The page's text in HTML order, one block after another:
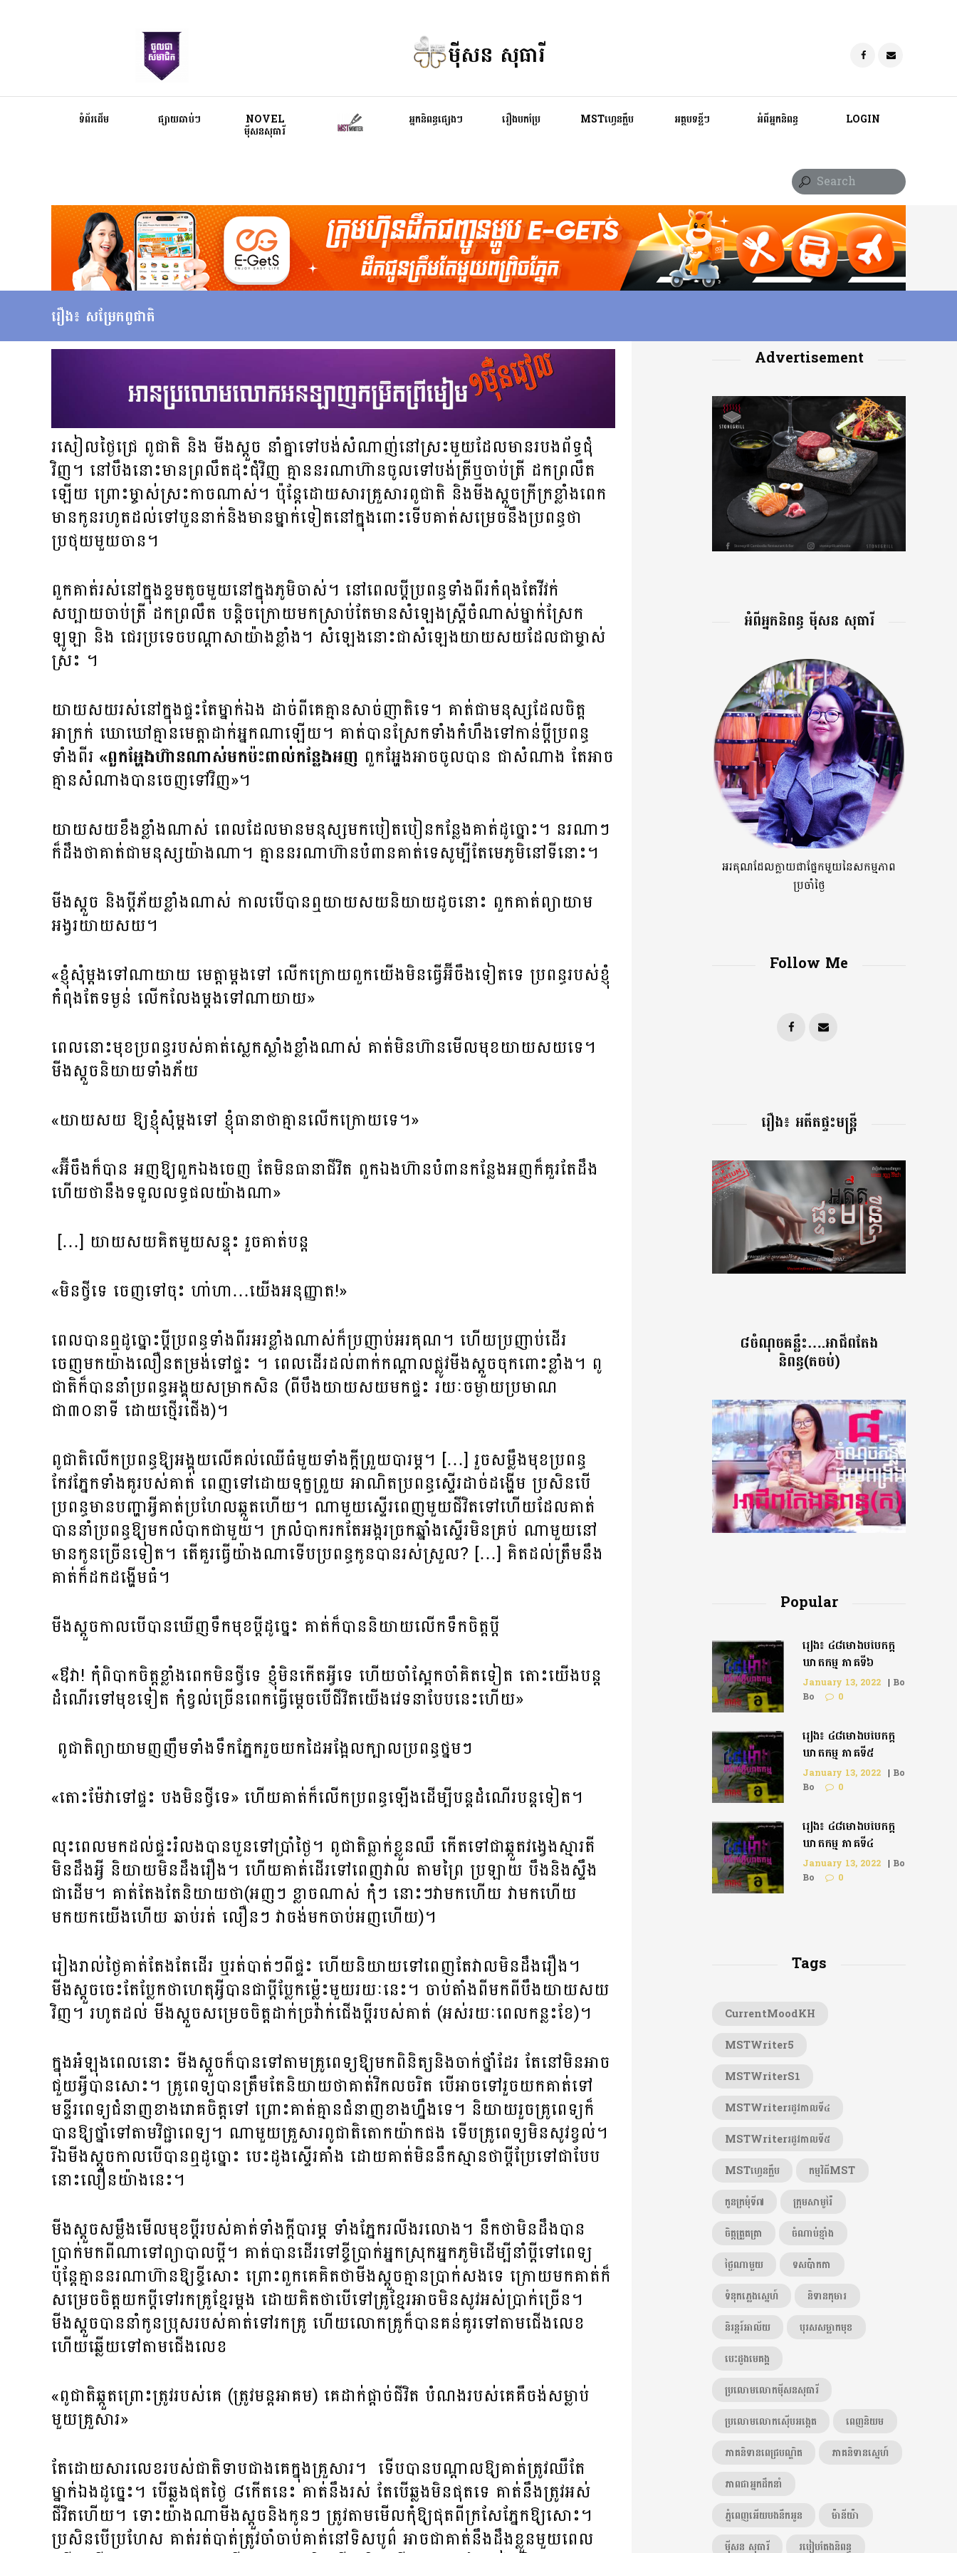
ម៉ីសន សុធារី
ទំព័រដើម ផ្សាយឆាប់ៗ NOVEL
ម៉ីសនសុធារី
អ្នកនិពន្ធផ្សេងៗ រឿងបកប្រែ MSTហ្វេនក្លឹប អត្ថបទខ្លីៗ អំពីអ្នកនិពន្ធ LOGIN
រឿង៖ សម្រែកពូជាតិ
រសៀលថ្ងៃជ្រេ​ ពូជាតិ និង មីងស្តួច នាំគ្នាទៅបង់សំណាញ់នៅស្រះមួយដែលមានរបងព័ទ្ធជុំ
វិញ។ នៅបឹងនោះមានព្រលឹតដុះជុំវិញ គ្មាននរណាហ៊ានចូលទៅបង់ត្រីឬចាប់ត្រី ដកព្រលឹត
ឡើយ ព្រោះម្ចាស់ស្រះកាចណាស់។ ប៉ុន្តែដោយសារ​គ្រួសារពូជាតិ និងមីងស្តួចក្រីក្រខ្លាំងពេក
មានកូនរហូតដល់ទៅបួននាក់និងមានម្នាក់ទៀតនៅក្នុងពោះទើបគាត់សម្រេចនឹងប្រពន្ធថា
ប្រថុយមួយចាន។
ពួកគាត់រស់នៅក្នុងខ្ទមតូចមួយនៅក្នុងភូមិចាស់។ នៅពេលប្តីប្រពន្ធទាំងពីរកំពុងតែវីវក់
សប្បាយចាប់ត្រី ដកព្រលឹត បន្តិចក្រោយមកស្រាប់តែមានសំឡេងស្រ្តីចំណាស់ម្នាក់ស្រែក
ឡូឡា និង ជេរប្រទេចបណ្តាសាយ៉ាងខ្លាំង។ ​សំឡេងនោះជាសំឡេងយាយសយដែលជាម្ចាស់
ស្រះ ។
យាយសយរស់នៅក្នុងផ្ទះតែម្នាក់ឯង ដាច់ពីគេគ្មានសាច់ញាតិទេ។ គាត់ជាមនុស្សដែលចិត្ត
អាក្រក់ ឃោឃៅគ្មានមេត្តាដាក់អ្នកណាឡើយ។ គាត់បានស្រែកទាំងកំហឹងទៅកាន់ប្តីប្រពន្ធ
ទាំងពីរ «ពួកអ្ហែងហ៊ានណាស់មកប៉ះពាល់កន្លែងអញ ពួកអ្ហែងអាចចូលបាន ជាសំណាង តែអាច
គ្មានសំណាងបានចេញទៅវិញ»។
យាយសយខឹងខ្លាំងណាស់ ពេលដែលមានមនុស្សមកបៀតបៀនកន្លែងគាត់ដូច្នោះ។ នរណាៗ
ក៏ដឹងថាគាត់ជាមនុស្សយ៉ាងណា។ គ្មាននរណាហ៊ានបំពានគាត់ទេសូម្បីតែមេភូមិនៅទីនោះ។
មីងស្តួច និងប្តីភ័យខ្លាំងណាស់ កាលបើបានឮយាយសយនិយាយដូចនោះ ពួកគាត់ព្យាយាម
អង្វរយាយសយ។
«ខ្ញុំសុំម្តងទៅណាយាយ មេត្តាម្តងទៅ លើកក្រោយពួកយើងមិនធ្វើអ៊ីចឹងទៀតទេ ប្រពន្ធរបស់ខ្ញុំ
កំពុងតែទម្ងន់ លើកលែងម្តងទៅណាយាយ»
ពេលនោះមុខប្រពន្ធរបស់គាត់ស្លេកស្លាំងខ្លាំងណាស់ គាត់មិនហ៊ានមើលមុខយាយសយទេ។
មីងស្តួចនិយាយទាំងភ័យ
«យាយសយ ឱ្យខ្ញុំសុំម្តងទៅ ខ្ញុំធានាថាគ្មានលើកក្រោយទេ។»
«អ៊ីចឹងក៏បាន អញឱ្យពួកឯងចេញ តែមិនធានាជីវិត ពួកឯងហ៊ានបំពានកន្លែងអញក៏គួរតែដឹង
ហើយថានឹងទទួលលទ្ធផលយ៉ាងណា»
[…] យាយសយគិតមួយសន្ទុះ រួចគាត់បន្ត
«មិនថ្វីទេ ​ចេញទៅចុះ ហា៎ហា…យើងអនុញ្ញាត!»​
ពេលបានឮដូច្នោះប្តីប្រពន្ធទាំងពីរអរខ្លាំងណាស់ក៏ប្រញាប់អរគុណ។ ហើយប្រញាប់ដើរ
ចេញមកយ៉ាងលឿនតម្រង់ទៅផ្ទះ ។ ពេលដើរដល់ពាក់កណ្តាលផ្លូវមីងស្តួចចុកពោះខ្លាំង។ ពូ
ជាតិក៏បាននាំប្រពន្ធអង្គុយសម្រាកសិន (ពីបឹងយាយសយមកផ្ទះ រយៈចម្ងាយប្រមាណ
ជា៣០នាទី ដោយថ្មើរជើង)។
ពូជាតិលើកប្រពន្ធឱ្យអង្គុយលើគល់ឈើធំមួយទាំងក្តីព្រួយបារម្ភ។ […] រួចសម្លឹងមុខប្រពន្ធ
កែវភែ្នកទាំងគូរបស់គាត់ ពេញទៅដោយទុក្ខព្រួយ អាណិតប្រពន្ធស្ទើរដាច់ដង្ហើម ប្រសិនបើ
ប្រពន្ធមានបញ្ហាអ្វីគាត់ប្រហែលឆ្កួតហើយ។ ណាមួយស្ទើរពេញមួយជីវិតទៅហើយដែលគាត់
បាននាំប្រពន្ធឱ្យមកលំបាកជាមួយ។ ក្រលំបាករកតែអង្ករច្រកឆ្នាំងស្ទើរមិនគ្រប់ ណាមួយនៅ
មានកូនច្រើនទៀត។ តើគួរធ្វើយ៉ាងណាទើបប្រពន្ធកូនបានរស់ស្រួល? […] គិតដល់ត្រឹមនឹង
គាត់ក៏ដកដង្ហើមធំ។
មីងស្តួចកាលបើបានឃើញទឹកមុខប្តីដូច្នេះ គាត់ក៏បាននិយាយលើកទឹកចិត្តប្តី
«ឳវា! កុំពិបាកចិត្តខ្លាំងពេកមិនថ្វីទេ ខ្ញុំមិនកើតអ្វីទេ ហើយចាំស្អែកចាំគិតទៀត តោះយើងបន្ត
ដំណើរទៅមុខទៀត កុំខ្វល់ច្រើនពេកធ្វើម្តេចបើជីវិតយើងវេទនាបែបនេះហើយ»
ពូជាតិព្យាយាមញញឹមទាំងទឹកភ្នែករួចយកដៃអង្អែលក្បាលប្រពន្ធថ្នមៗ
«តោះម៉ែវាទៅផ្ទះ បងមិនថ្វីទេ» ហើយគាត់ក៏លើកប្រពន្ធឡើងដើម្បីបន្តដំណើរបន្តទៀត។
លុះពេលមកដល់ផ្ទះរំលងបានបួនទៅប្រាំថ្ងៃ។ ពូជាតិធ្លាក់ខ្លួនឈឺ កើតទៅជាឆ្កួតវង្វេងស្មារតី
មិនដឹងអ្វី និយាយមិនដឹងរឿង។ ហើយគាត់ដើរទៅពេញវាល តាមព្រៃ ប្រឡាយ បឹងនិងស្ទឹង
ជាដើម។ គាត់តែងតែនិយាយថា(អញៗ ខ្លាចណាស់ កុំៗ នោះៗវាមកហើយ វាមកហើយ
មកយកយើងហើយ ឆាប់រត់ លឿនៗ វាចង់មកចាប់អញហើយ)។
រៀងរាល់ថ្ងៃគាត់តែងតែដើរ ឬរត់បាត់ៗពីផ្ទះ ហើយនិយាយទៅពេញតែវាលមិនដឹងរឿង។
មីងស្តួចចេះតែប្លែកថាហេតុអ្វីបានជាប្តីប្លែកម៉្លេះមួយរយៈនេះ។ ចាប់តាំងពីមកពីបឹងយាយសយ
វិញ។ រហូតដល់ មីងស្តួចសម្រេចចិត្តដាក់ច្រវ៉ាក់ជើងប្តីរបស់គាត់ (អស់រយៈពេលកន្លះខែ)។
ក្នុងអំឡុងពេលនោះ មីងស្តួចក៏បានទៅតាមគ្រូពេទ្យឱ្យមកពិនិត្យនិងចាក់ថ្នាំដែរ តែនៅមិនអាច
ជួយអ្វីបានសោះ។ គ្រូពេទ្យបានត្រឹមតែនិយាយថាគាត់វិកលចរិត បើអាចទៅរួចយកគាត់ទៅ
មន្ទីរពេទ្យជំនាញខាងរោគចិត្តទៅ ព្រោះគាត់គ្មានជំនាញខាងហ្នឹងទេ។ និយាយរួចគ្រូពេទ្យក៏
បានឱ្យថ្នាំទៅតាមវិជ្ជាពេទ្យ។ ណាមួយគ្រួសារពូជាតិតោកយ៉ាកផង ទើបគ្រូពេទ្យមិនសូវខ្វល់។
រីឯមីងស្តួចកាលបើបានឮដូច្នោះ បេះដូងស្ទើរគាំង ដោយគាត់មិននឹកស្មានថាប្តីប្រែទៅជាបែប
នោះលឿនយ៉ាងនេះ។
មីងស្តួចសម្លឹងមើលមុខប្តីរបស់គាត់ទាំងក្តីបារម្ភ ទាំងភ្នែករលីងរលោង។ នឹកថាមិនដឹងបាន
ប្រាក់មកពីណាទៅព្យាបាលប្តី។ គាត់បានដើរទៅខ្ចីប្រាក់អ្នកស្រុកអ្នកភូមិដើម្បីនាំប្តីទៅពេទ្យ
ប៉ុន្តែគ្មាននរណាហ៊ានឱ្យខ្ចីសោះ ព្រោះពួកគេគិតថាមីងស្តួចគ្មានប្រាក់សងទេ ក្រោយមកគាត់ក៏
សម្រេចចិត្តយកប្តីទៅរកគ្រូខ្មែរម្តង ដោយគិតថាបើទៅគ្រូខ្មែរអាចមិនសូវអស់ប្រាក់ច្រើន។
មីងស្តួចបាននាំកូនប្រុសរបស់គាត់ទៅរកគ្រូ ហើយលោកគ្រូក៏បានគន់គូរទៅតាមជើងលេខ
ហើយឆ្លើយទៅតាមជើងលេខ
«ពូជាតិឆ្កួតព្រោះត្រូវរបស់គេ (ត្រូវមន្តអាគម) គេដាក់ផ្តាច់ជីវិត បំណងរបស់គេគឺចង់សម្លាប់
មួយគ្រួសារ»
តែដោយសារលេខរបស់ជាតិទាបជាងគេក្នុងគ្រួសារ។ ទើបបានបណ្តាលឱ្យគាត់ត្រូវឈឺតែ
ម្នាក់ឯងដូច្នេះ។ បើឆ្លងផុតថ្ងៃ ៨កើតនេះ គាត់នឹងរស់ តែបើឆ្លងមិនផុតទេ គាត់នឹងត្រូវអស់
ជីវិតហើយ។ ទោះយ៉ាងណាមីងស្តួចនិងកូនៗ ត្រូវតាមមើលកុំឱ្យផុតពីក្រសែភ្នែក​ឱ្យ​សោះ។
ប្រសិនបើប្រហែស គាត់រត់បាត់ត្រូវចាំចាប់គាត់នៅទិសបូព៌ អាចជាគាត់នឹងដឹងខ្លួនមួយពេល
Advertisement
អំពីអ្នកនិពន្ធ ម៉ីសន សុធារី
អរគុណដែលក្លាយជាផ្នែកមួយនៃសកម្មភាព
ប្រចាំថ្ងៃ
Follow Me
រឿង៖ អតីតផ្ទះមន្រ្តី
៨ចំណុចគន្លឹះ….អាជីពតែង
និពន្ធ(តចប់)
Popular
រឿង៖ ៤៨ម៉ោងបំបែកក្តី
ឃាតកម្ម ភាគទី៦
January 13, 2022 | Bo
Bo
0
រឿង៖ ៤៨ម៉ោងបំបែកក្ដី
ឃាតកម្ម ភាគទី៥
January 13, 2022 | Bo
Bo
0
រឿង៖ ៤៨ម៉ោងបំបែកក្តី
ឃាតកម្ម ភាគទី៤
January 13, 2022 | Bo
Bo
0
Tags
CurrentMoodKH
MSTWriter5
MSTWriterS1
MSTWriterរដូវកាលទី៤
MSTWriterរដូវកាលទី៥
MSTហ្វេនក្លឹប
កម្មវិធីMST
កូនក្រមុំទី៧
ក្រុមសាមូរ៉ៃ
ចិត្តត្រួតត្រា
ចំណាប់ខ្មាំង
ថ្ងៃណាមួយ
ទសប៉ាកកា
ទំនុកភ្លេងស្នេហ៍
និទានកុមារ
និរន្តរ៍អាល័យ
បុរសសម្លាកមុខ
បេះដូងមេគង្គ
ប្រលោមលោកម៉ីសនសុធារី
ប្រលោមលោកស៊ើបអង្កេត
ពេញនិយម
ភាគនិទានពេជ្របណ្ឌិត
ភាគនិទានស្នេហ៍
ភាពជាអ្នកដឹកនាំ
ភ្នំពេញអើយបងនឹកអូន
ម៉ានីយ៉ា
ម៉ីសន សុធារី
របៀបតែងនិពន្ធ